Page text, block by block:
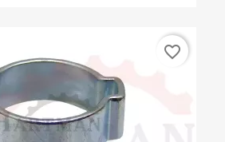
favorite_border